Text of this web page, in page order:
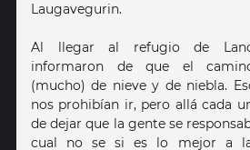
Laugavegurin.
Al llegar al refugio de
informaron de que el
(mucho) de nieve y de niebla.
nos prohibían ir, pero allá cada
de dejar que la gente se
cual no se si es lo mejor a